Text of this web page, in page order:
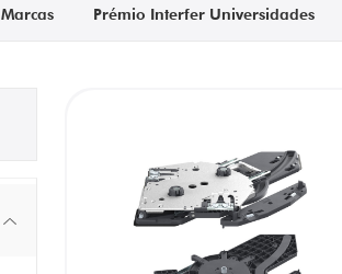
Marcas Prémio Interfer Universidades